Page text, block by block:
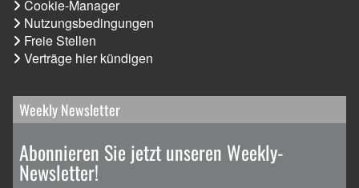
Cookie-Manager
Nutzungsbedingungen
Freie Stellen
Verträge hier kündigen
Weekly Newsletter
Abonnieren Sie jetzt unseren Weekly-
Newsletter!